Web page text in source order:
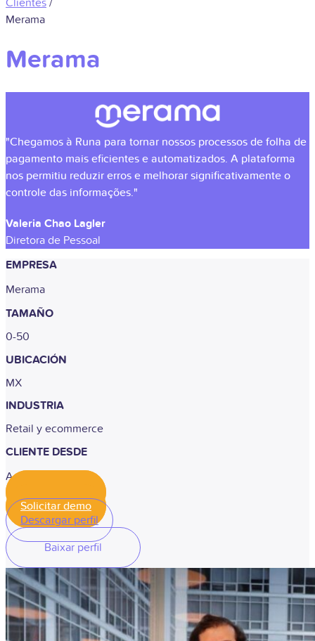
Clientes /
Merama
Merama
"Chegamos à Runa para tornar nossos processos de folha de
pagamento mais eficientes e automatizados. A plataforma
nos permitiu reduzir erros e melhorar significativamente o
controle das informações."
Valeria Chao Lagler
Diretora de Pessoal
EMPRESA
Merama
TAMAÑO
0-50
UBICACIÓN
MX
INDUSTRIA
Retail y ecommerce
CLIENTE DESDE
Agosto de 2025
Solicitar demo
Descargar perfil
Baixar perfil